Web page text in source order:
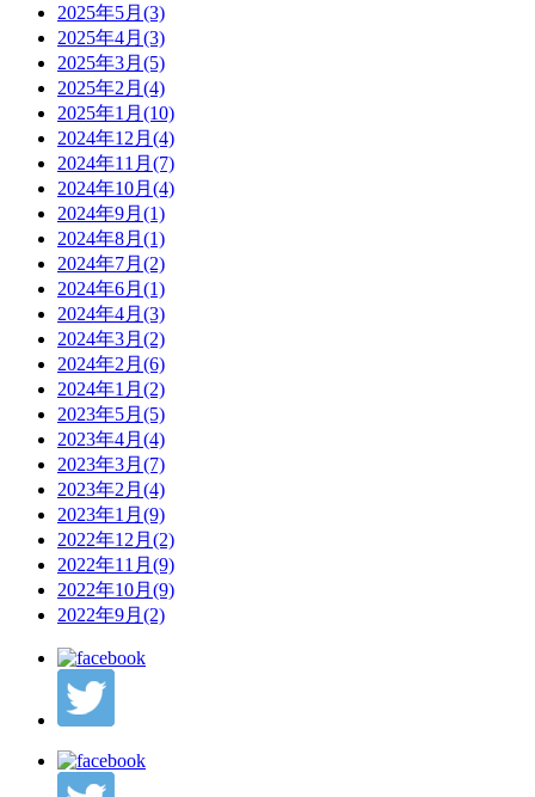
2025年5月(3)
2025年4月(3)
2025年3月(5)
2025年2月(4)
2025年1月(10)
2024年12月(4)
2024年11月(7)
2024年10月(4)
2024年9月(1)
2024年8月(1)
2024年7月(2)
2024年6月(1)
2024年4月(3)
2024年3月(2)
2024年2月(6)
2024年1月(2)
2023年5月(5)
2023年4月(4)
2023年3月(7)
2023年2月(4)
2023年1月(9)
2022年12月(2)
2022年11月(9)
2022年10月(9)
2022年9月(2)